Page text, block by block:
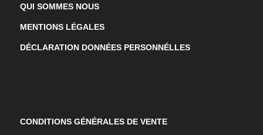
QUI SOMMES NOUS
MENTIONS LÉGALES
DÉCLARATION DONNÉES PERSONNÉLLES
CONDITIONS GÉNÉRALES DE VENTE